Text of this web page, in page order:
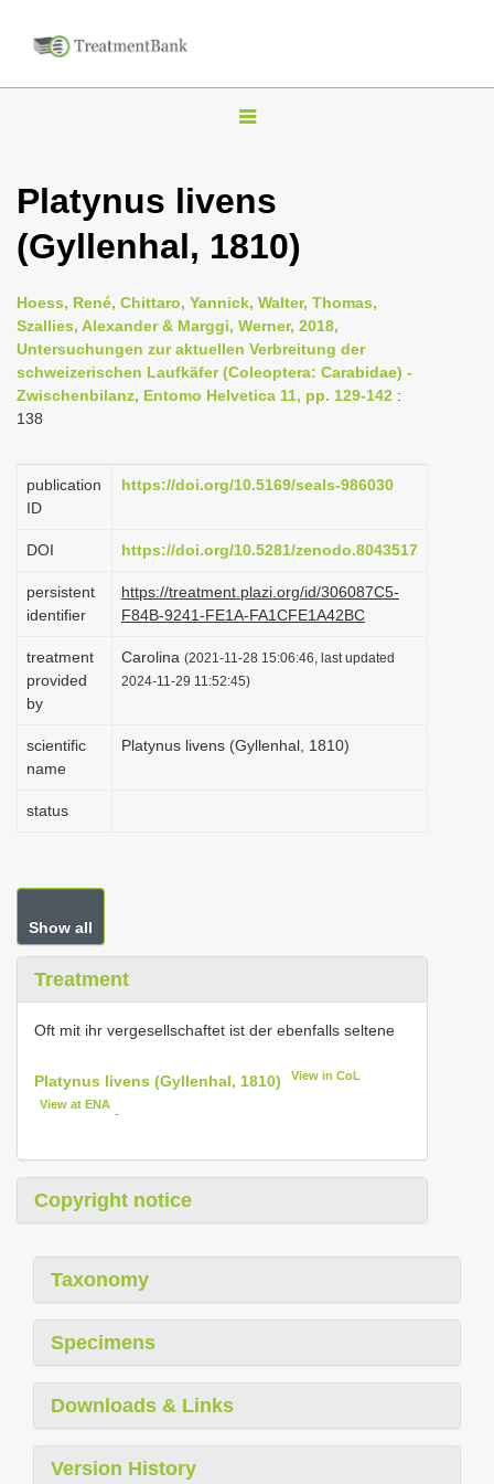
T
g
l
n
a
v
i
t
o
Platynus livens
(Gyllenhal, 1810)
Hoess, René, Chittaro, Yannick, Walter, Thomas,
Szallies, Alexander & Marggi, Werner, 2018,
Untersuchungen zur aktuellen Verbreitung der
schweizerischen Laufkäfer (Coleoptera: Carabidae) -
Zwischenbilanz, Entomo Helvetica 11, pp. 129-142 :
138
publication
ID
https://doi.org/10.5169/seals-986030
DOI https://doi.org/10.5281/zenodo.8043517
persistent
identifier
https://treatment.plazi.org/id/306087C5-
F84B-9241-FE1A-FA1CFE1A42BC
treatment
provided
by
Carolina (2021-11-28 15:06:46, last updated
2024-11-29 11:52:45)
scientific
name
Platynus livens (Gyllenhal, 1810)
status
Show all
Treatment
Oft mit ihr vergesellschaftet ist der ebenfalls seltene
Platynus livens (Gyllenhal, 1810) View in CoL
View at ENA
Copyright notice
Taxonomy
Specimens
Downloads & Links
Version History